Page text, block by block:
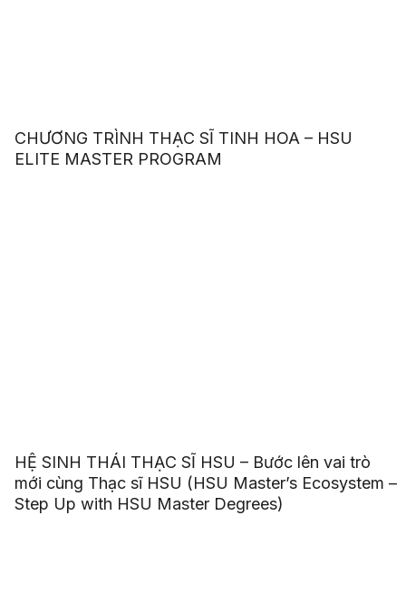
CHƯƠNG TRÌNH THẠC SĨ TINH HOA – HSU
ELITE MASTER PROGRAM
HỆ SINH THÁI THẠC SĨ HSU – Bước lên vai trò
mới cùng Thạc sĩ HSU (HSU Master’s Ecosystem –
Step Up with HSU Master Degrees)